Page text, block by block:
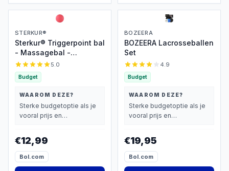
STERKUR®
Sterkur® Triggerpoint bal
- Massagebal -
Lacrosse massage bal -
Triggerpoint massage
5.0
Budget
WAAROM DEZE?
Sterke budgetoptie als je
vooral prijs en
€12,99
Bol.com
BOZEERA
BOZEERA Lacrosseballen
Set
4.9
Budget
WAAROM DEZE?
Sterke budgetoptie als je
vooral prijs en
€19,95
Bol.com